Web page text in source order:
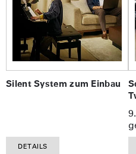
Silent System zum Einbau
DETAILS